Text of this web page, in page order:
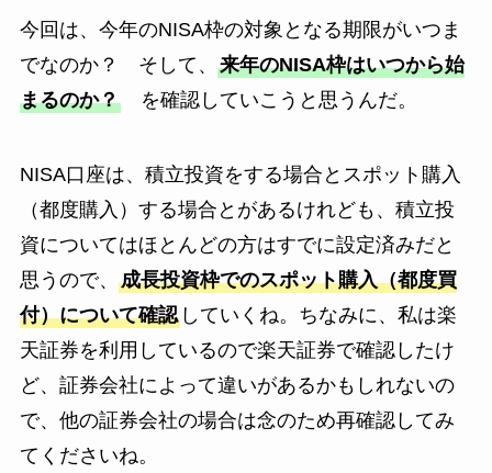
今回は、今年のNISA枠の対象となる期限がいつま
でなのか？ そして、 来年のNISA枠はいつから始
まるのか？を確認していこうと思うんだ。
NISA口座は、積立投資をする場合とスポット購入
（都度購入）する場合とがあるけれども、積立投
資についてはほとんどの方はすでに設定済みだと
思うので、 成長投資枠でのスポット購入（都度買
付）について確認していくね。ちなみに、私は楽
天証券を利用しているので楽天証券で確認したけ
ど、証券会社によって違いがあるかもしれないの
で、他の証券会社の場合は念のため再確認してみ
てくださいね。